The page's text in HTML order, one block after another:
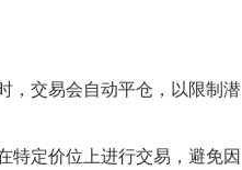
交易会自动平仓，以限制潜
定价位上进行交易，避免因